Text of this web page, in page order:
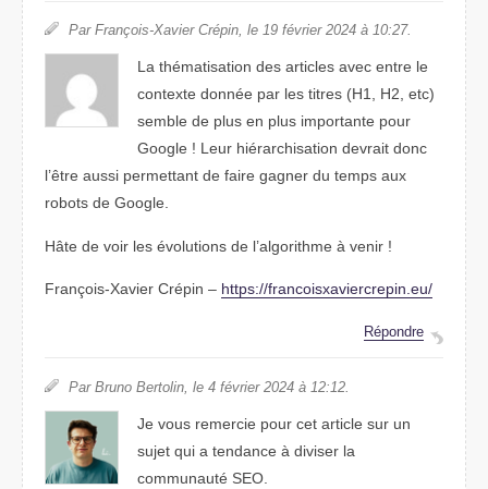
Par François-Xavier Crépin, le 19 février 2024 à 10:27.
La thématisation des articles avec entre le
contexte donnée par les titres (H1, H2, etc)
semble de plus en plus importante pour
Google ! Leur hiérarchisation devrait donc
l’être aussi permettant de faire gagner du temps aux
robots de Google.
Hâte de voir les évolutions de l’algorithme à venir !
François-Xavier Crépin – https://francoisxaviercrepin.eu/
Répondre
Par Bruno Bertolin, le 4 février 2024 à 12:12.
Je vous remercie pour cet article sur un
sujet qui a tendance à diviser la
communauté SEO.